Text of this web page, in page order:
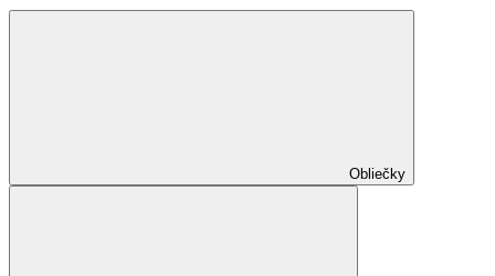
Obliečky